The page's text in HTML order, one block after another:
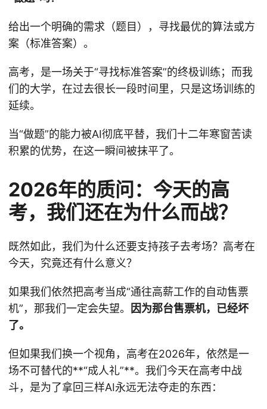
给出一个明确的需求（题目），寻找最优的算法或方
案（标准答案）。
高考，是一场关于“寻找标准答案”的终极训练；而我
们的大学，在过去很长一段时间里，只是这场训练的
延续。
当“做题”的能力被AI彻底平替，我们十二年寒窗苦读
积累的优势，在这一瞬间被抹平了。
2026年的质问：今天的高
考，我们还在为什么而战？
既然如此，我们为什么还要支持孩子去考场？高考在
今天，究竟还有什么意义？
如果我们依然把高考当成“通往高薪工作的自动售票
机”，那我们一定会失望。
因为那台售票机，已经坏
了。
但如果我们换一个视角，高考在2026年，依然是一
场不可替代的**“成人礼”**。我们今天在高考中战
斗，是为了拿回三样AI永远无法夺走的东西：